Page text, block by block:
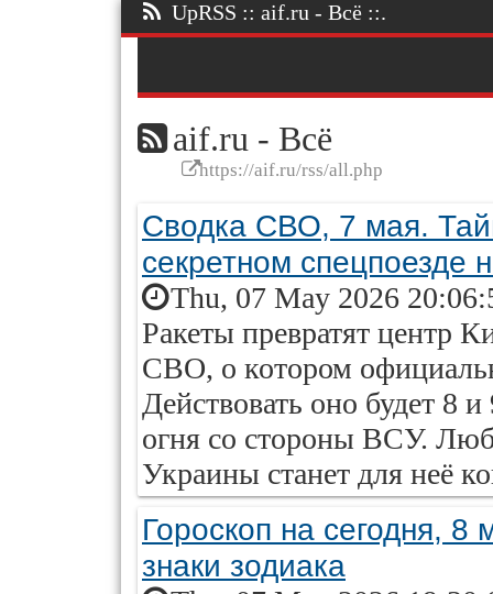
UpRSS :: aif.ru - Всё ::.
aif.ru - Всё
https://aif.ru/rss/all.php
Сводка СВО, 7 мая.
секретном спецпоезде
Thu, 07 May 2026
Ракеты превратят центр
СВО, о котором
Действовать оно будет 8
огня со стороны ВСУ.
Украины станет для неё
Гороскоп на сегодня, 8
знаки зодиака